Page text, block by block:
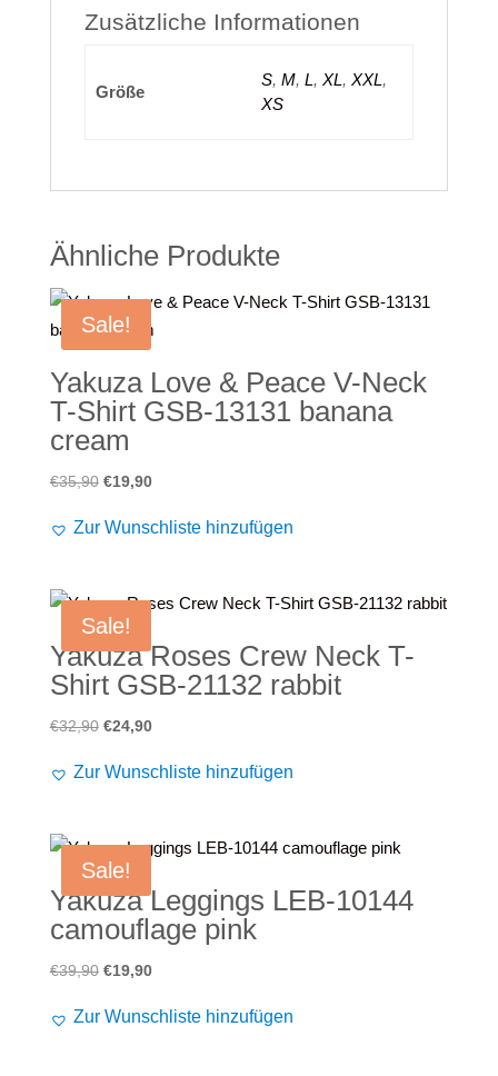
Zusätzliche Informationen
Größe
S, M, L, XL, XXL,
XS
Ähnliche Produkte
Sale!
Yakuza Love & Peace V-Neck
T-Shirt GSB-13131 banana
cream
€35,90 Ursprünglicher
war:
€19,90Aktueller
ist:
Zur Wunschliste hinzufügen
Sale!
Yakuza Roses Crew Neck T-
Shirt GSB-21132 rabbit
€32,90 Ursprünglicher
war:
€24,90Aktueller
ist:
Zur Wunschliste hinzufügen
Sale!
Yakuza Leggings LEB-10144
camouflage pink
€39,90 Ursprünglicher
war:
€19,90Aktueller
ist:
Zur Wunschliste hinzufügen